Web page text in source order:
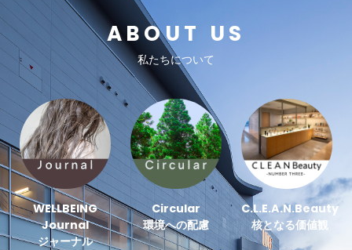
ABOUT US
私たちについて
WELLBEING
Journal
ジャーナル
Circular
環境への配慮
C.L.E.A.N.Beauty
核となる価値観